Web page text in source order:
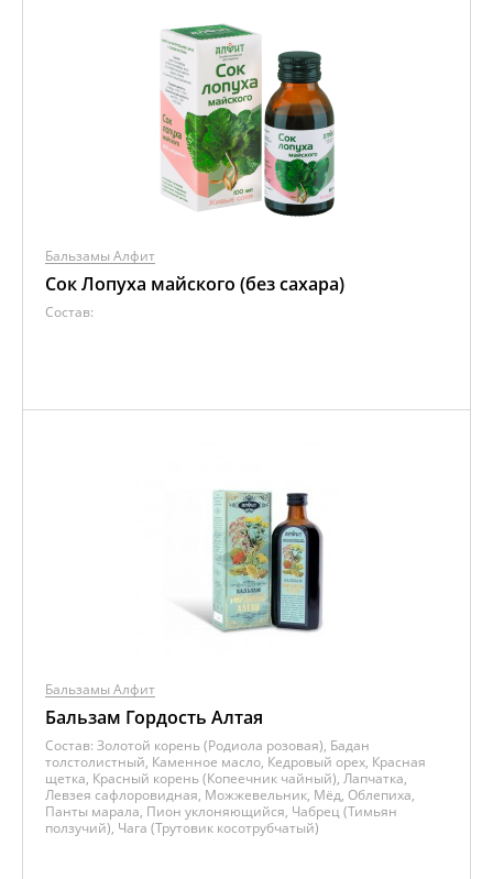
Бальзамы Алфит
Сок Лопуха майского (без сахара)
Состав:
Бальзамы Алфит
Бальзам Гордость Алтая
Состав: Золотой корень (Родиола розовая), Бадан
толстолистный, Каменное масло, Кедровый орех, Красная
щетка, Красный корень (Копеечник чайный), Лапчатка,
Левзея сафлоровидная, Можжевельник, Мёд, Облепиха,
Панты марала, Пион уклоняющийся, Чабрец (Тимьян
ползучий), Чага (Трутовик косотрубчатый)